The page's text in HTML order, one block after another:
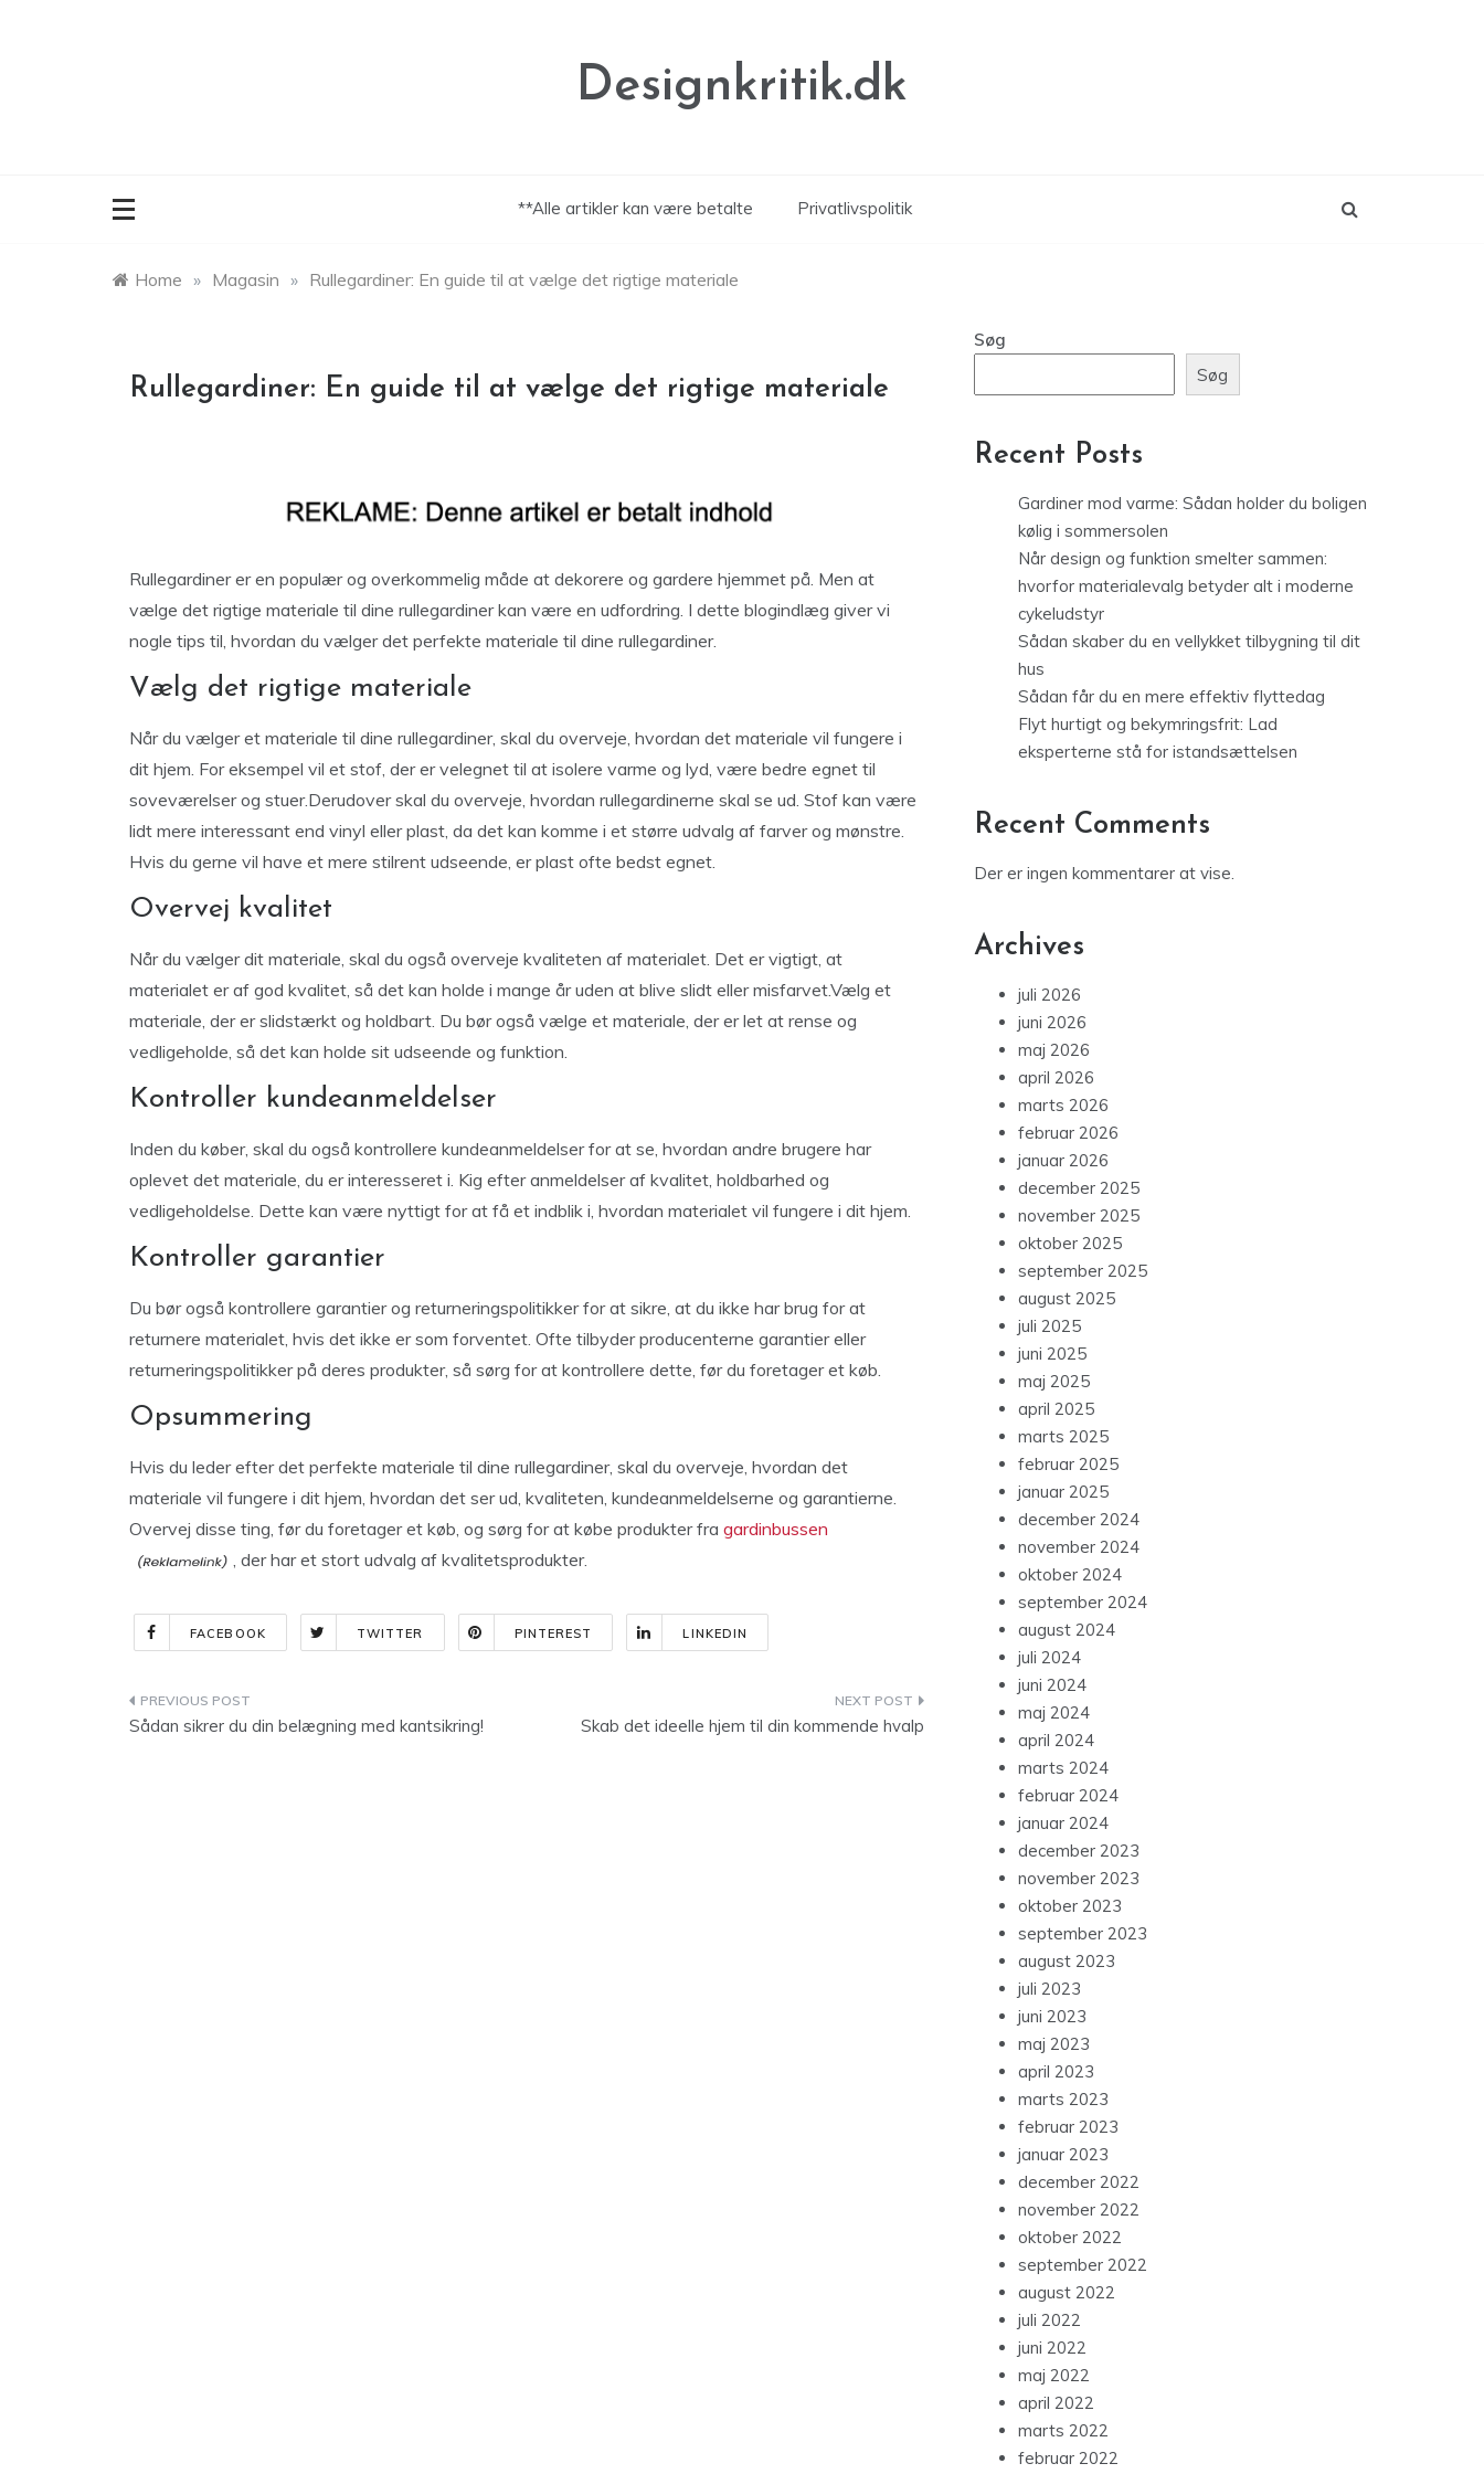
Designkritik.dk
**Alle artikler kan være betalte Privatlivspolitik
Home » Magasin » Rullegardiner: En guide til at vælge det rigtige materiale
Rullegardiner: En guide til at vælge det rigtige materiale
Rullegardiner er en populær og overkommelig måde at dekorere og gardere hjemmet på. Men at
vælge det rigtige materiale til dine rullegardiner kan være en udfordring. I dette blogindlæg giver vi
nogle tips til, hvordan du vælger det perfekte materiale til dine rullegardiner.
Vælg det rigtige materiale
Når du vælger et materiale til dine rullegardiner, skal du overveje, hvordan det materiale vil fungere i
dit hjem. For eksempel vil et stof, der er velegnet til at isolere varme og lyd, være bedre egnet til
soveværelser og stuer.Derudover skal du overveje, hvordan rullegardinerne skal se ud. Stof kan være
lidt mere interessant end vinyl eller plast, da det kan komme i et større udvalg af farver og mønstre.
Hvis du gerne vil have et mere stilrent udseende, er plast ofte bedst egnet.
Overvej kvalitet
Når du vælger dit materiale, skal du også overveje kvaliteten af materialet. Det er vigtigt, at
materialet er af god kvalitet, så det kan holde i mange år uden at blive slidt eller misfarvet.Vælg et
materiale, der er slidstærkt og holdbart. Du bør også vælge et materiale, der er let at rense og
vedligeholde, så det kan holde sit udseende og funktion.
Kontroller kundeanmeldelser
Inden du køber, skal du også kontrollere kundeanmeldelser for at se, hvordan andre brugere har
oplevet det materiale, du er interesseret i. Kig efter anmeldelser af kvalitet, holdbarhed og
vedligeholdelse. Dette kan være nyttigt for at få et indblik i, hvordan materialet vil fungere i dit hjem.
Kontroller garantier
Du bør også kontrollere garantier og returneringspolitikker for at sikre, at du ikke har brug for at
returnere materialet, hvis det ikke er som forventet. Ofte tilbyder producenterne garantier eller
returneringspolitikker på deres produkter, så sørg for at kontrollere dette, før du foretager et køb.
Opsummering
Hvis du leder efter det perfekte materiale til dine rullegardiner, skal du overveje, hvordan det
materiale vil fungere i dit hjem, hvordan det ser ud, kvaliteten, kundeanmeldelserne og garantierne.
Overvej disse ting, før du foretager et køb, og sørg for at købe produkter fra gardinbussen
, der har et stort udvalg af kvalitetsprodukter.
FACEBOOK TWITTER PINTEREST LINKEDIN
Indlægsnavigation
Sådan sikrer du din belægning med kantsikring! Skab det ideelle hjem til din kommende hvalp
Søg
Søg
Recent Posts
Gardiner mod varme: Sådan holder du boligen
kølig i sommersolen
Når design og funktion smelter sammen:
hvorfor materialevalg betyder alt i moderne
cykeludstyr
Sådan skaber du en vellykket tilbygning til dit
hus
Sådan får du en mere effektiv flyttedag
Flyt hurtigt og bekymringsfrit: Lad
eksperterne stå for istandsættelsen
Recent Comments
Der er ingen kommentarer at vise.
Archives
juli 2026
juni 2026
maj 2026
april 2026
marts 2026
februar 2026
januar 2026
december 2025
november 2025
oktober 2025
september 2025
august 2025
juli 2025
juni 2025
maj 2025
april 2025
marts 2025
februar 2025
januar 2025
december 2024
november 2024
oktober 2024
september 2024
august 2024
juli 2024
juni 2024
maj 2024
april 2024
marts 2024
februar 2024
januar 2024
december 2023
november 2023
oktober 2023
september 2023
august 2023
juli 2023
juni 2023
maj 2023
april 2023
marts 2023
februar 2023
januar 2023
december 2022
november 2022
oktober 2022
september 2022
august 2022
juli 2022
juni 2022
maj 2022
april 2022
marts 2022
februar 2022